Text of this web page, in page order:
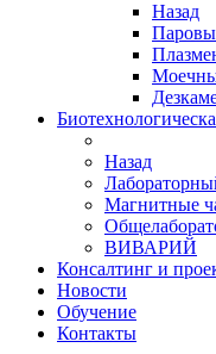
Назад
Назад
Магнитные
ВИВАРИЙ
Консалтинг и
Новости
Обучение
Контакты